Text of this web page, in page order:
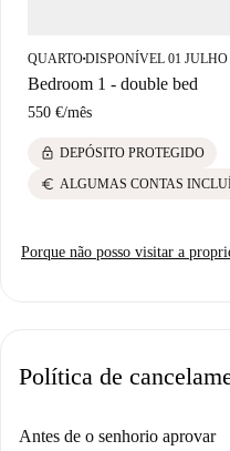
Turísticas de San Vicente del
gastronômicas nas
sabores locais e o Restaurante
diversificada. Experimente as
QUARTO■DISPONÍVEL 01 JULHO
Bedroom 1 - double bed
550 €/mês
lock DEPÓSITO PROTEGIDO
euro ALGUMAS CONTAS
Porque não posso visitar a
Política de
Antes de o senhorio aprovar